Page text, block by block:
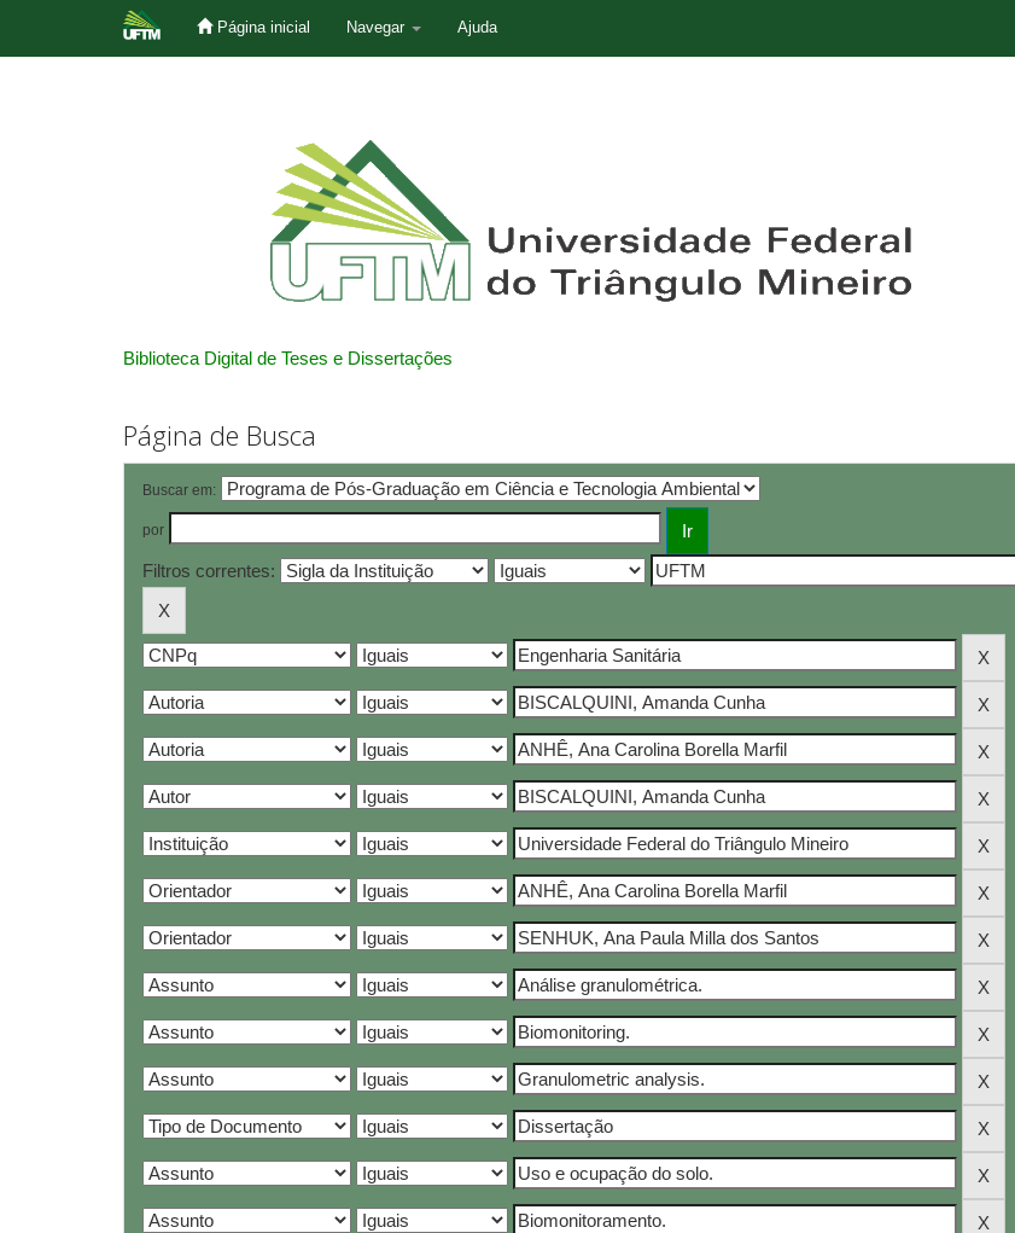
Página inicial Navegar Ajuda
Biblioteca Digital de Teses e Dissertações
Página de Busca
Buscar em:
por
Filtros correntes: